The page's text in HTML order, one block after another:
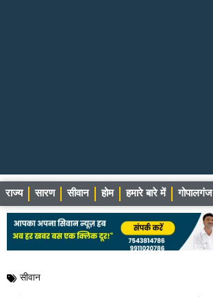
राज्य सारण सीवान होम हमारे बारे में गोपालगंज
सीवान